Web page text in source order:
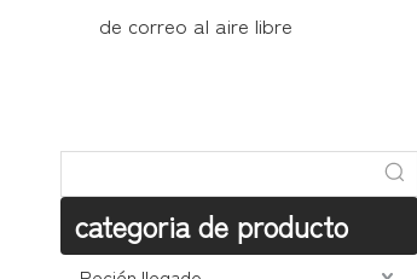
de correo al aire libre
categoria de producto